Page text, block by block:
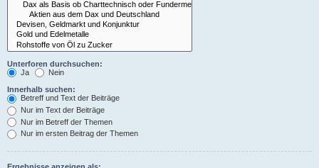
Unterforen durchsuchen:
Ja
Nein
Innerhalb suchen:
Betreff und Text der Beiträge
Nur im Text der Beiträge
Nur im Betreff der Themen
Nur im ersten Beitrag der Themen